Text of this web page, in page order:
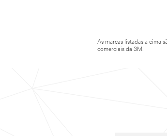
As marcas listadas a cima
comerciais da 3M.